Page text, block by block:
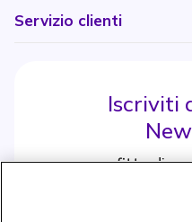
Servizio clienti
Iscriviti
e approfitta di